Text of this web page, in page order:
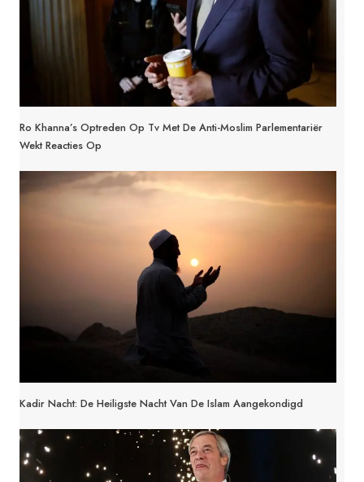
Ro Khanna’s Optreden Op Tv Met De Anti-Moslim Parlementariër
Wekt Reacties Op
Kadir Nacht: De Heiligste Nacht Van De Islam Aangekondigd